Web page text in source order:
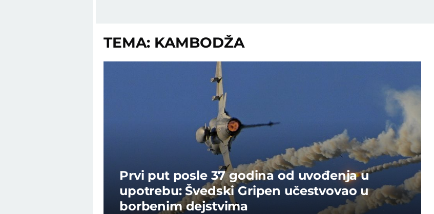
TEMA: KAMBODŽA
Prvi put posle 37 godina od uvođenja u
upotrebu: Švedski Gripen učestvovao u
borbenim dejstvima